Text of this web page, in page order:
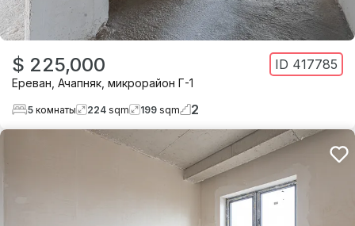
$ 225,000 ID 417785
Ереван Ачапняк микрорайон Г-1
5 комнаты 224 sqm 199 sqm 2